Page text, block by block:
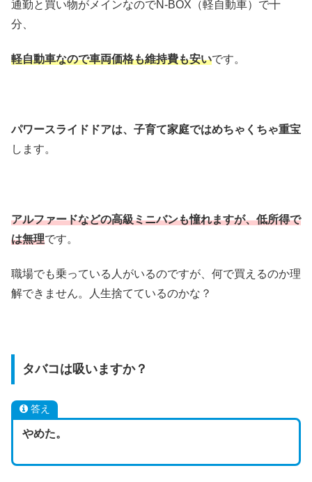
通勤と買い物がメインなのでN-BOX（軽自動車）で十
分、
軽自動車なので車両価格も維持費も安いです。
パワースライドドアは、子育て家庭ではめちゃくちゃ重宝
します。
アルファードなどの高級ミニバンも憧れますが、低所得で
は無理です。
職場でも乗っている人がいるのですが、何で買えるのか理
解できません。人生捨てているのかな？
タバコは吸いますか？
答え
やめた。